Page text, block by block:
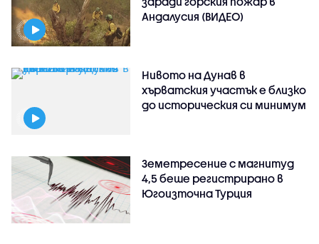
Андалусия (ВИДЕО)
Нивото на Дунав в
хърватския участък е близко
до историческия си минимум
Земетресение с магнитуд
4,5 беше регистрирано в
Югоизточна Турция